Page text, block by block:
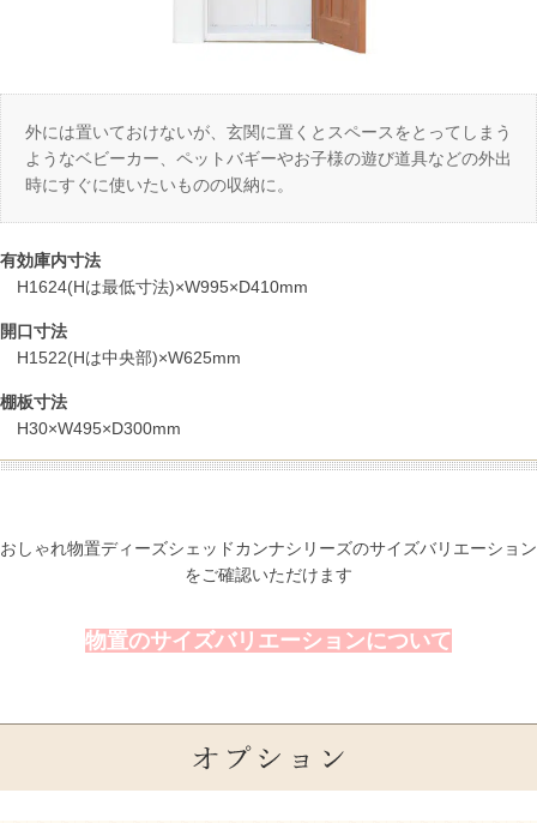
外には置いておけないが、玄関に置くとスペースをとってしまう
ようなベビーカー、ペットバギーやお子様の遊び道具などの外出
時にすぐに使いたいものの収納に。
有効庫内寸法
H1624(Hは最低寸法)×W995×D410mm
開口寸法
H1522(Hは中央部)×W625mm
棚板寸法
H30×W495×D300mm
おしゃれ物置ディーズシェッドカンナシリーズのサイズバリエーション
をご確認いただけます
物置のサイズバリエーションについて